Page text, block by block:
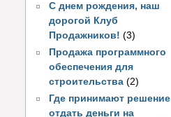
С днем рождения, наш
дорогой Клуб
Продажников! (3)
Продажа программного
обеспечения для
строительства (2)
Где принимают решение
отдать деньги на